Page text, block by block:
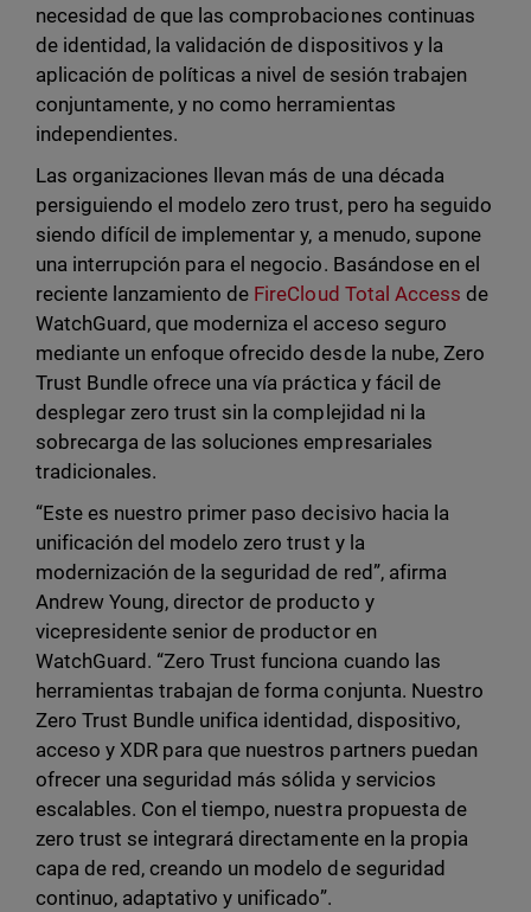
necesidad de que las comprobaciones continuas
de identidad, la validación de dispositivos y la
aplicación de políticas a nivel de sesión trabajen
conjuntamente, y no como herramientas
independientes.
Las organizaciones llevan más de una década
persiguiendo el modelo zero trust, pero ha seguido
siendo difícil de implementar y, a menudo, supone
una interrupción para el negocio. Basándose en el
reciente lanzamiento de FireCloud Total Access de
WatchGuard, que moderniza el acceso seguro
mediante un enfoque ofrecido desde la nube, Zero
Trust Bundle ofrece una vía práctica y fácil de
desplegar zero trust sin la complejidad ni la
sobrecarga de las soluciones empresariales
tradicionales.
“Este es nuestro primer paso decisivo hacia la
unificación del modelo zero trust y la
modernización de la seguridad de red”, afirma
Andrew Young, director de producto y
vicepresidente senior de productor en
WatchGuard. “Zero Trust funciona cuando las
herramientas trabajan de forma conjunta. Nuestro
Zero Trust Bundle unifica identidad, dispositivo,
acceso y XDR para que nuestros partners puedan
ofrecer una seguridad más sólida y servicios
escalables. Con el tiempo, nuestra propuesta de
zero trust se integrará directamente en la propia
capa de red, creando un modelo de seguridad
continuo, adaptativo y unificado”.